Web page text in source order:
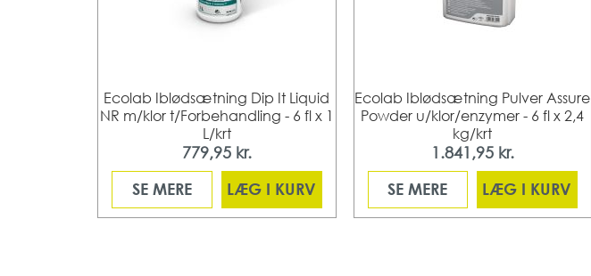
Ecolab Iblødsætning Dip It Liquid
NR m/klor t/Forbehandling - 6 fl x 1
L/krt
779,95 kr.
SE MERE
LÆG I KURV
Ecolab Iblødsætning Pulver Assure
Powder u/klor/enzymer - 6 fl x 2,4
kg/krt
1.841,95 kr.
SE MERE
LÆG I KURV